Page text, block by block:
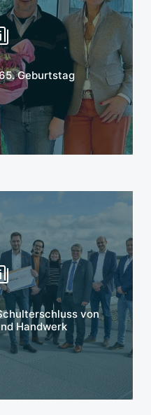
Geburtstag
von
Handwerk